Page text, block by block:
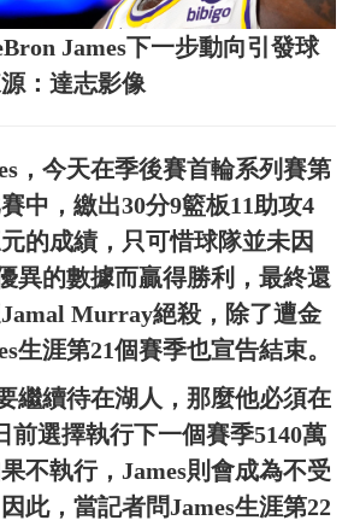
James下一步動向引發球
：達志影像
，今天在季後賽首輪系列賽第
中，繳出30分9籃板11助攻4
的成績，只可惜球隊並未因
異的數據而贏得勝利，最終還
Jamal Murray絕殺，除了遭金
生涯第21個賽季也宣告結束。
繼續待在湖人，那麼他必須在
前選擇執行下一個賽季5140萬
不執行，James則會成為不受
此，當記者問James生涯第22